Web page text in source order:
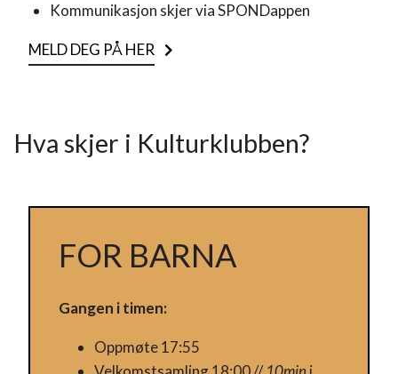
Kommunikasjon skjer via SPONDappen
MELD DEG PÅ HER
Hva skjer i Kulturklubben?
FOR BARNA
Gangen i timen:
Oppmøte 17:55